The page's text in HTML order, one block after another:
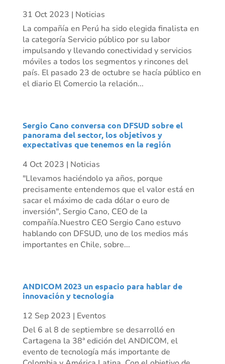
31 Oct 2023 | Noticias
La compañía en Perú ha sido elegida finalista en
la categoría Servicio público por su labor
impulsando y llevando conectividad y servicios
móviles a todos los segmentos y rincones del
país. El pasado 23 de octubre se hacía público en
el diario El Comercio la relación...
Sergio Cano conversa con DFSUD sobre el
panorama del sector, los objetivos y
expectativas que tenemos en la región
4 Oct 2023 | Noticias
"Llevamos haciéndolo ya años, porque
precisamente entendemos que el valor está en
sacar el máximo de cada dólar o euro de
inversión", Sergio Cano, CEO de la
compañía.Nuestro CEO Sergio Cano estuvo
hablando con DFSUD, uno de los medios más
importantes en Chile, sobre...
ANDICOM 2023 un espacio para hablar de
innovación y tecnología
12 Sep 2023 | Eventos
Del 6 al 8 de septiembre se desarrolló en
Cartagena la 38ª edición del ANDICOM, el
evento de tecnología más importante de